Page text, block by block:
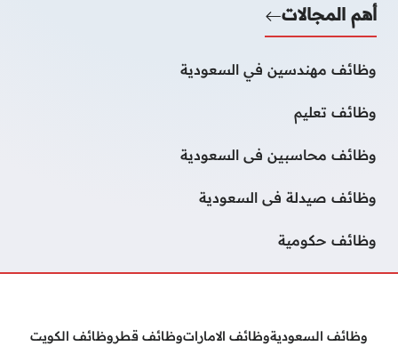
أهم المجالات
وظائف مهندسين في السعودية
وظائف تعليم
وظائف محاسبين فى السعودية
وظائف صيدلة فى السعودية
وظائف حكومية
وظائف السعوديةوظائف الاماراتوظائف قطروظائف الكويت